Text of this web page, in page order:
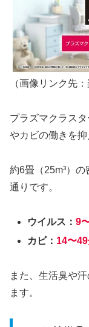
（画像リンク先：
プラズマクラス
やカビの働きを抑
約6畳（25m³）
通りです。
ウイルス：9
カビ： 14〜
また、生活臭や
ます。